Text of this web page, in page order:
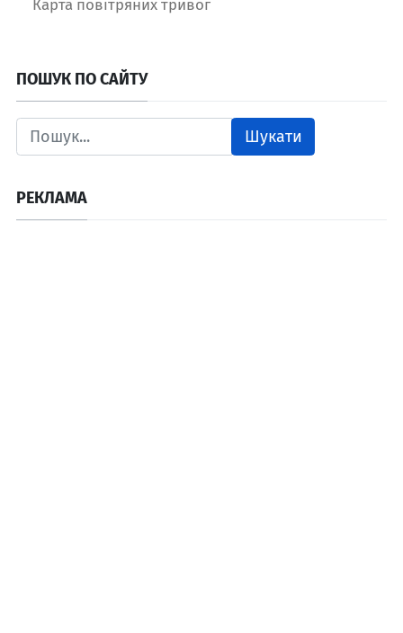
Карта повітряних тривог
ПОШУК ПО САЙТУ
Шукати
РЕКЛАМА